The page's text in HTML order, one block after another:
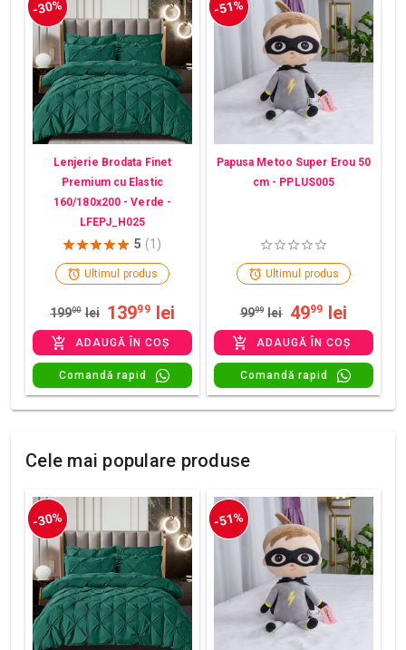
-30%
Lenjerie Brodata Finet
Premium cu Elastic
160/180x200 - Verde -
LFEPJ_H025
5 (1)
Ultimul produs
19900 lei 13999 lei
ADAUGĂ ÎN COȘ
Comandă rapid
-51%
Papusa Metoo Super Erou 50
cm - PPLUS005
Ultimul produs
9999 lei 4999 lei
ADAUGĂ ÎN COȘ
Comandă rapid
Cele mai populare produse
-30% -51%